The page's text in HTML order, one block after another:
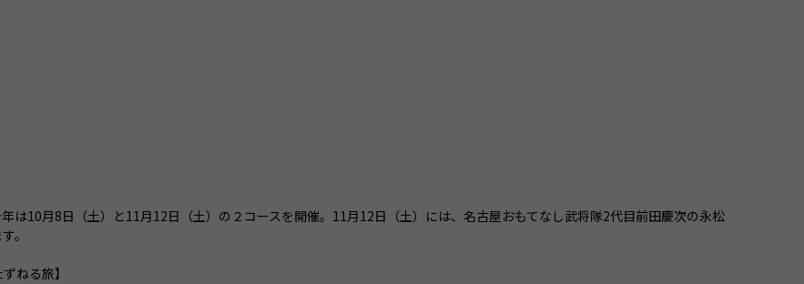
は10月8日（土）と11月12日（土）の２コースを開催。11月12日（土）には、名古屋おもてなし武将隊2代目前田慶次の永松
。
ねる旅】